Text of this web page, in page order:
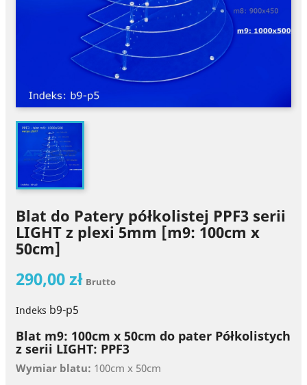
Blat do Patery półkolistej PPF3 serii
LIGHT z plexi 5mm [m9: 100cm x
50cm]
290,00 zł Brutto
Indeks b9-p5
Blat m9: 100cm x 50cm do pater Półkolistych
z serii LIGHT: PPF3
Wymiar blatu: 100cm x 50cm